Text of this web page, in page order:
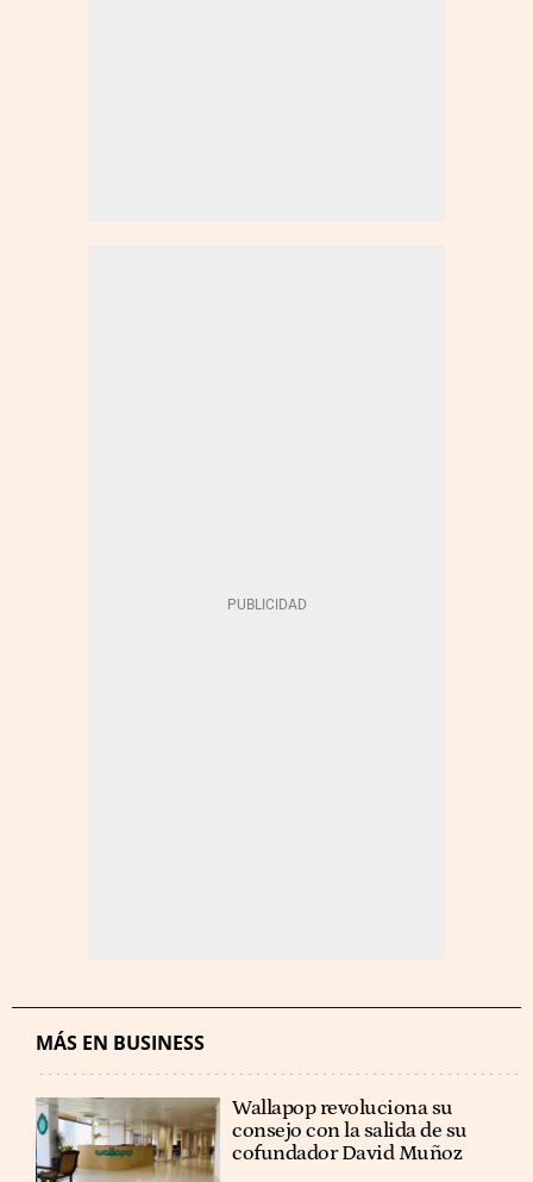
MÁS EN BUSINESS
Wallapop revoluciona su
consejo con la salida de su
cofundador David Muñoz